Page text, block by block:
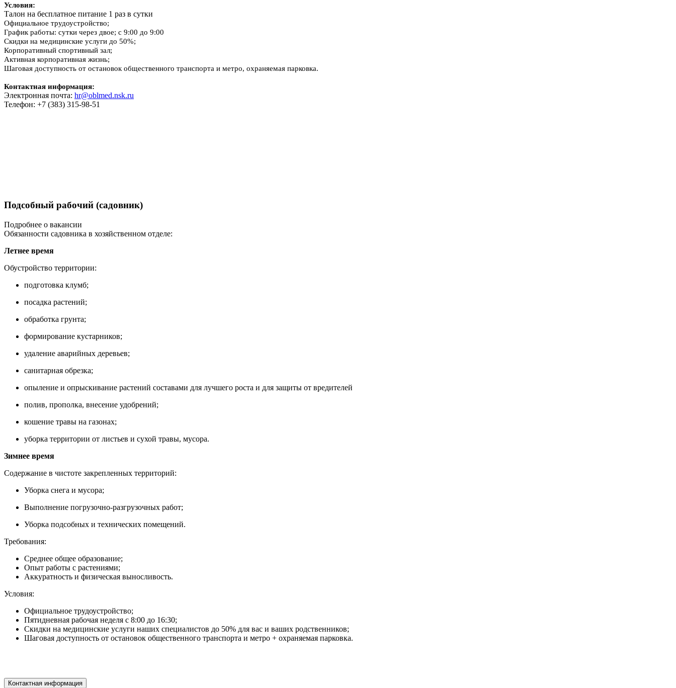
Условия:
Талон на бесплатное питание 1 раз в сутки
Официальное трудоустройство;
График работы: сутки через двое; с 9:00 до 9:00
Скидки на медицинские услуги до 50%;
Корпоративный спортивный зал;
Активная корпоративная жизнь;
Шаговая доступность от остановок общественного транспорта и метро, охраняемая парковка.
Контактная информация:
Электронная почта: hr@oblmed.nsk.ru
Телефон: +7 (383) 315-98-51
Подсобный рабочий (садовник)
Подробнее о вакансии
Обязанности садовника в хозяйственном отделе:
Летнее время
Обустройство территории:
подготовка клумб;
посадка растений;
обработка грунта;
формирование кустарников;
удаление аварийных деревьев;
санитарная обрезка;
опыление и опрыскивание растений составами для лучшего роста и для защиты от вредителей
полив, прополка, внесение удобрений;
кошение травы на газонах;
уборка территории от листьев и сухой травы, мусора.
Зимнее время
Содержание в чистоте закрепленных территорий:
Уборка снега и мусора;
Выполнение погрузочно-разгрузочных работ;
Уборка подсобных и технических помещений.
Требования:
Среднее общее образование;
Опыт работы с растениями;
Аккуратность и физическая выносливость.
Условия:
Официальное трудоустройство;
Пятидневная рабочая неделя с 8:00 до 16:30;
Скидки на медицинские услуги наших специалистов до 50% для вас и ваших родственников;
Шаговая доступность от остановок общественного транспорта и метро + охраняемая парковка.
Контактная информация